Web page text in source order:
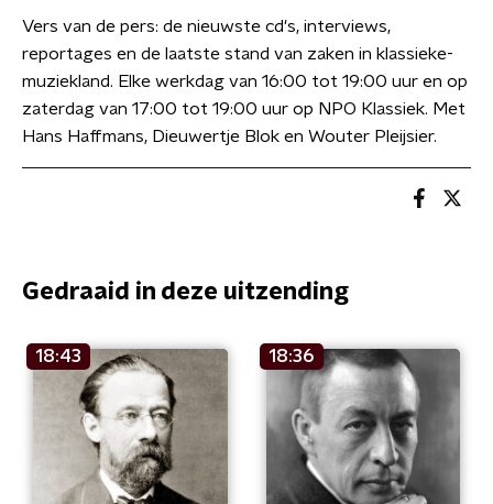
Vers van de pers: de nieuwste cd's, interviews,
reportages en de laatste stand van zaken in klassieke-
muziekland. Elke werkdag van 16:00 tot 19:00 uur en op
zaterdag van 17:00 tot 19:00 uur op NPO Klassiek. Met
Hans Haffmans, Dieuwertje Blok en Wouter Pleijsier.
Gedraaid in deze uitzending
18:43 18:36